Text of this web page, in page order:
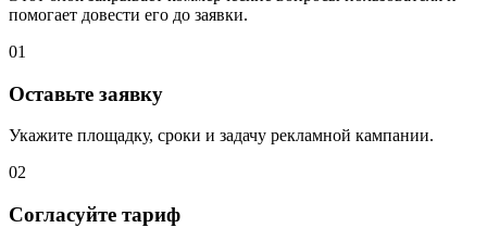
помогает довести его до заявки.
01
Оставьте заявку
Укажите площадку, сроки и задачу рекламной кампании.
02
Согласуйте тариф